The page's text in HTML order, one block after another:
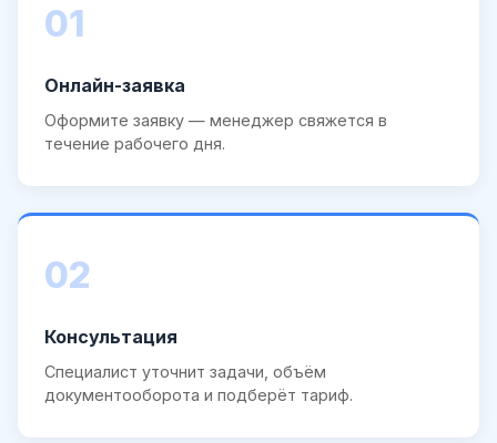
01
Онлайн-заявка
Оформите заявку — менеджер свяжется в
течение рабочего дня.
02
Консультация
Специалист уточнит задачи, объём
документооборота и подберёт тариф.